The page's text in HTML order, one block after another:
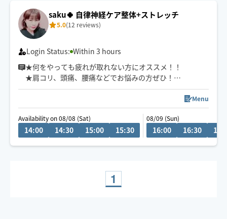
足の浮腫み
末端冷え性
お客様の身体に合った施術でメニューをご提案させて頂
きます👏
小さなお子さまやペットが居るお宅も歓迎です🐶😺
saku🍀 自律神経ケア整体+ストレッチ
5.0(12 reviews)
Login Status: Within 3 hours
★何をやっても疲れが取れない方にオススメ！！
★肩コリ、頭痛、腰痛などでお悩みの方ぜひ！
★強揉み、弱揉み等のご希望にもバッチリ対応致しま
★複数箇所へ同時にアプローチして、より効率的にしっ
かりと効かせてほぐします
★揉みほぐしと、指圧、ストレッチ等で、凝り固まった筋
Menu
Availability on 08/08 (Sat)
14:00 14:30 15:00 15:30
08/09 (Sun)
16:00 16:30
1